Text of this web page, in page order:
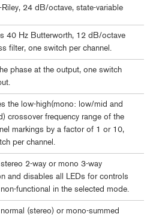
Riley, 24 dB/octave, state-variable
40 Hz Butterworth, 12 dB/octave
filter, one switch per channel.
phase at the output, one switch
the low-high(mono: low/mid and
crossover frequency range of the
markings by a factor of 1 or 10,
per channel.
2-way or mono 3-way
and disables all LEDs for controls
functional in the selected mode.
(stereo) or mono-summed